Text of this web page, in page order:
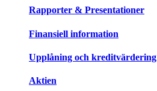
Rapporter & Presentationer
Finansiell information
Upplåning och kreditvärdering
Aktien